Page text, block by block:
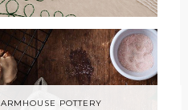
POTTERY